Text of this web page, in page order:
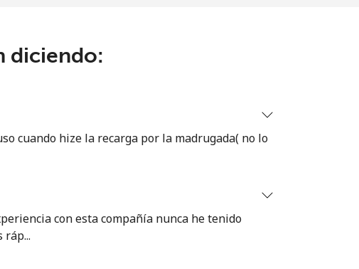
⁦$10⁩
diciendo:
cuando hize la recarga por la madrugada( no lo
con esta compañía nunca he tenido